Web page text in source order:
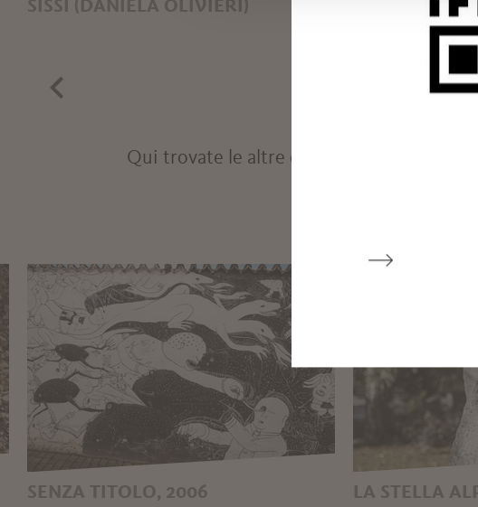
SISSI (DANIELA OLIVIERI)
OMAGGIO
MANFREDI,
ARON
Qui trovate le altre opere d'arte:
SENZA TITOLO, 2006
LA STELLA